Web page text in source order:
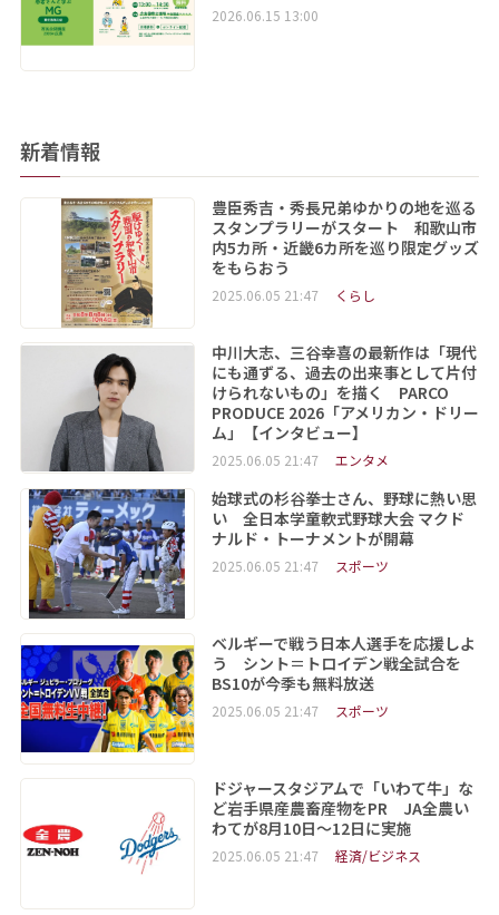
2026.06.15 13:00
新着情報
豊臣秀吉・秀長兄弟ゆかりの地を巡る
スタンプラリーがスタート 和歌山市
内5カ所・近畿6カ所を巡り限定グッズ
をもらおう
2025.06.05 21:47 くらし
中川大志、三谷幸喜の最新作は「現代
にも通ずる、過去の出来事として片付
けられないもの」を描く PARCO
PRODUCE 2026「アメリカン・ドリー
ム」【インタビュー】
2025.06.05 21:47 エンタメ
始球式の杉谷拳士さん、野球に熱い思
い 全日本学童軟式野球大会 マクド
ナルド・トーナメントが開幕
2025.06.05 21:47 スポーツ
ベルギーで戦う日本人選手を応援しよ
う シント＝トロイデン戦全試合を
BS10が今季も無料放送
2025.06.05 21:47 スポーツ
ドジャースタジアムで「いわて牛」な
ど岩手県産農畜産物をPR JA全農い
わてが8月10日～12日に実施
2025.06.05 21:47 経済/ビジネス